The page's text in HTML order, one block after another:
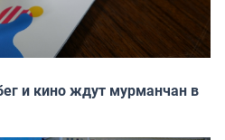
и кино ждут мурманчан в